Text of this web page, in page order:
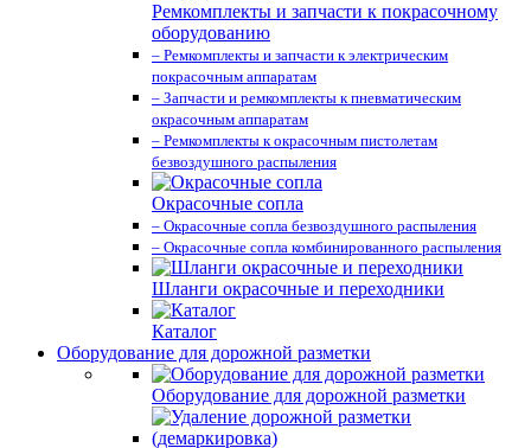
Ремкомплекты и запчасти к покрасочному
оборудованию
– Ремкомплекты и запчасти к электрическим
покрасочным аппаратам
– Запчасти и ремкомплекты к пневматическим
окрасочным аппаратам
– Ремкомплекты к окрасочным пистолетам
безвоздушного распыления
Окрасочные сопла
– Окрасочные сопла безвоздушного распыления
– Окрасочные сопла комбинированного распыления
Шланги окрасочные и переходники
Каталог
Оборудование для дорожной разметки
Оборудование для дорожной разметки